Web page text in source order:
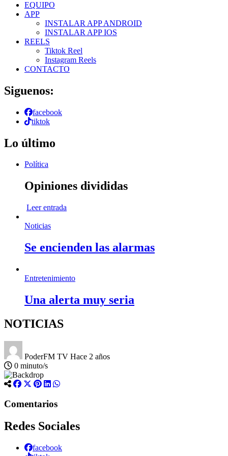
EQUIPO
APP
INSTALAR APP ANDROID
INSTALAR APP IOS
REELS
Tiktok Reel
Instagram Reels
CONTACTO
Siguenos:
facebook
tiktok
Lo último
Política
Opiniones divididas
Leer entrada
Noticias
Se encienden las alarmas
Entretenimiento
Una alerta muy seria
NOTICIAS
PoderFM TV Hace 2 años
0 minuto/s
Comentarios
Redes Sociales
facebook